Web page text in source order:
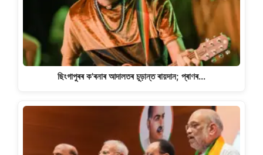
ছিংগাপুৰৰ ক'ৰনাৰ আদালতৰ চূড়ান্ত ৰায়দান; প্ৰাণৰ…